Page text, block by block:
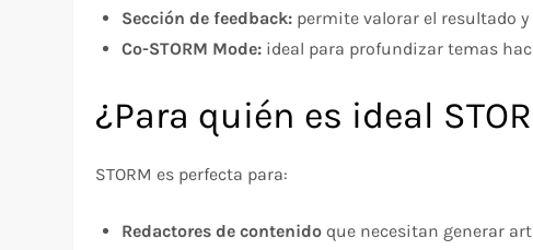
Sección de feedback: permite valorar el resultado
Co-STORM Mode: ideal para profundizar temas
¿Para quién es ideal
STORM es perfecta para:
Redactores de contenido que necesitan generar